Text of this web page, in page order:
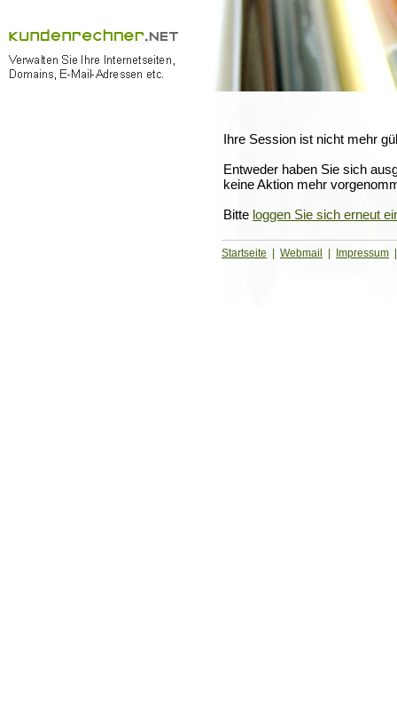
Ihre Session ist nicht mehr
Entweder haben Sie sich
keine Aktion mehr
Bitte loggen Sie sich erneut
Startseite Webmail Impressum